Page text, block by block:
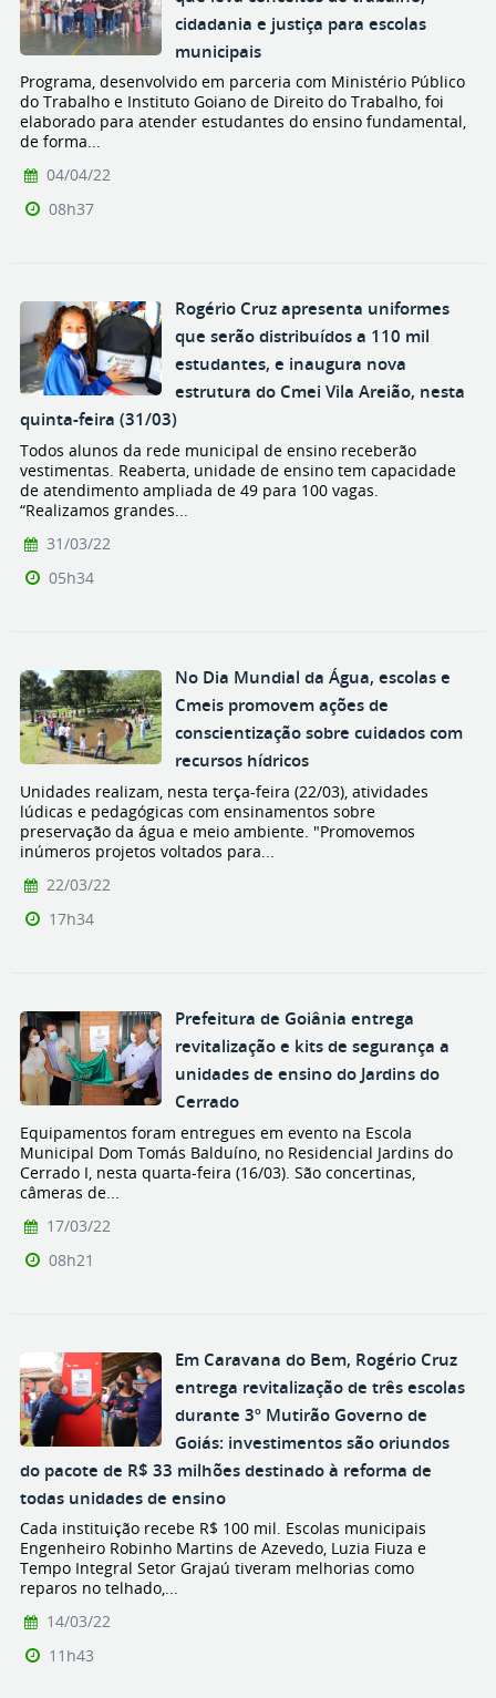
cidadania e justiça para escolas
municipais
Programa, desenvolvido em parceria com Ministério Público
do Trabalho e Instituto Goiano de Direito do Trabalho, foi
elaborado para atender estudantes do ensino fundamental,
de forma...
04/04/22
08h37
Rogério Cruz apresenta uniformes
que serão distribuídos a 110 mil
estudantes, e inaugura nova
estrutura do Cmei Vila Areião, nesta
quinta-feira (31/03)
Todos alunos da rede municipal de ensino receberão
vestimentas. Reaberta, unidade de ensino tem capacidade
de atendimento ampliada de 49 para 100 vagas.
“Realizamos grandes...
31/03/22
05h34
No Dia Mundial da Água, escolas e
Cmeis promovem ações de
conscientização sobre cuidados com
recursos hídricos
Unidades realizam, nesta terça-feira (22/03), atividades
lúdicas e pedagógicas com ensinamentos sobre
preservação da água e meio ambiente. "Promovemos
inúmeros projetos voltados para...
22/03/22
17h34
Prefeitura de Goiânia entrega
revitalização e kits de segurança a
unidades de ensino do Jardins do
Cerrado
Equipamentos foram entregues em evento na Escola
Municipal Dom Tomás Balduíno, no Residencial Jardins do
Cerrado I, nesta quarta-feira (16/03). São concertinas,
câmeras de...
17/03/22
08h21
Em Caravana do Bem, Rogério Cruz
entrega revitalização de três escolas
durante 3º Mutirão Governo de
Goiás: investimentos são oriundos
do pacote de R$ 33 milhões destinado à reforma de
todas unidades de ensino
Cada instituição recebe R$ 100 mil. Escolas municipais
Engenheiro Robinho Martins de Azevedo, Luzia Fiuza e
Tempo Integral Setor Grajaú tiveram melhorias como
reparos no telhado,...
14/03/22
11h43